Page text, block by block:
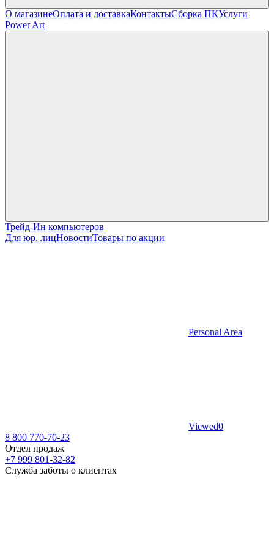
О магазинеОплата и доставкаКонтактыСборка ПКУслуги
Power Art
Трейд-Ин компьютеров
Для юр. лицНовостиТовары по акции
Personal Area
Viewed0
8 800 770-70-23
Отдел продаж
+7 999 801-32-82
Служба заботы о клиентах